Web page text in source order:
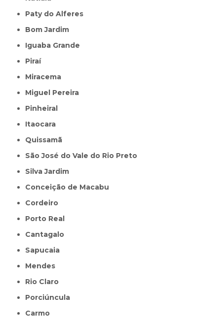
Paty do Alferes
Bom Jardim
Iguaba Grande
Piraí
Miracema
Miguel Pereira
Pinheiral
Itaocara
Quissamã
São José do Vale do Rio Preto
Silva Jardim
Conceição de Macabu
Cordeiro
Porto Real
Cantagalo
Sapucaia
Mendes
Rio Claro
Porciúncula
Carmo